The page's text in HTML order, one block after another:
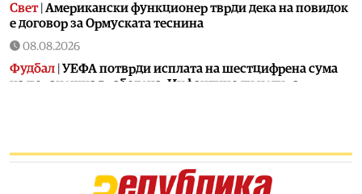
Свет| Американски функционер тврди дека на повидок
е договор за Ормуската теснина
08.08.2026
Фудбал УЕФА потврди исплата на шестцифрена сума
на поранешна вработена, Инфантино ги негира
надеж, утеха и верба